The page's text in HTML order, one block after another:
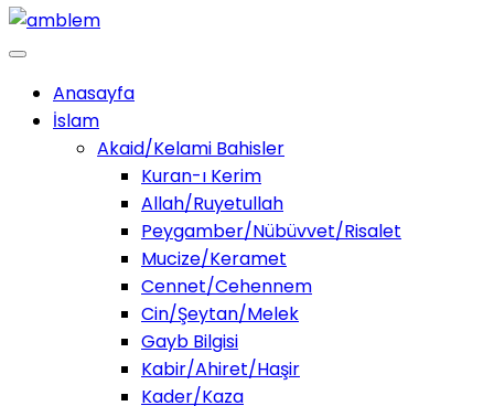
Anasayfa
İslam
Akaid/Kelami Bahisler
Kuran-ı Kerim
Allah/Ruyetullah
Peygamber/Nübüvvet/Risalet
Mucize/Keramet
Cennet/Cehennem
Cin/Şeytan/Melek
Gayb Bilgisi
Kabir/Ahiret/Haşir
Kader/Kaza